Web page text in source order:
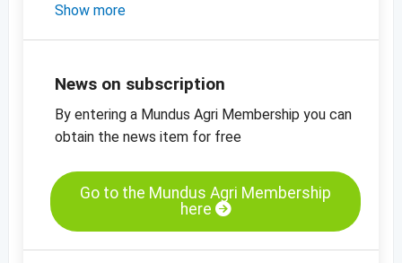
США, Аргентине, Бразилии, ЮАР,
- Оценки и мнения специалистов отрасли.
- Диаграммы цен, балансы
сельскохозяйственных культур и данные по
- Эксклюзивный контент от Mundus Agri
- цены на зерновые кукурузу
- Графики цен на наличном рынке
Show more
News on subscription
By entering a Mundus Agri Membership you can
obtain the news item for free
Go to the Mundus Agri Membership
here